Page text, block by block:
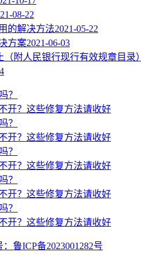
08-22
的解决方法2021-05-22
方案2021-06-03
附人民银行现行有效规章目录）
？
开？这些修复方法请收好
？
开？这些修复方法请收好
？
开？这些修复方法请收好
？
开？这些修复方法请收好
？
开？这些修复方法请收好
：鲁ICP备2023001282号